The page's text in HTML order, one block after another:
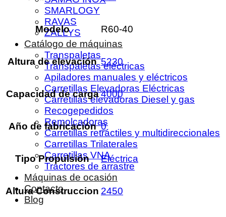
SMARLOGY
RAVAS
ZALLYS
Catálogo de máquinas
Transpaletas
Transpaletas eléctricas
Apiladores manuales y eléctricos
Carretillas Elevadoras Eléctricas
Carretillas elevadoras Diesel y gas
Recogepedidos
Remolcadoras
Carretillas retráctiles y multidireccionales
Carretillas Trilaterales
Carretillas VNA
Tractores de arrastre
Máquinas de ocasión
Contacto
Blog
Modelo R60-40
Altura de elevación 5230
Capacidad de carga 4000
Año de fabricación 0
Tipo Propulsión Eléctrica
Altura Construccion 2450